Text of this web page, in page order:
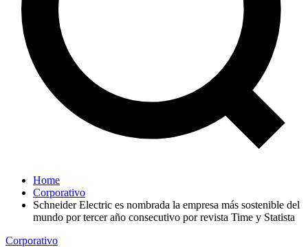
Home
Corporativo
Schneider Electric es nombrada la empresa más sostenible del
mundo por tercer año consecutivo por revista Time y Statista
Corporativo